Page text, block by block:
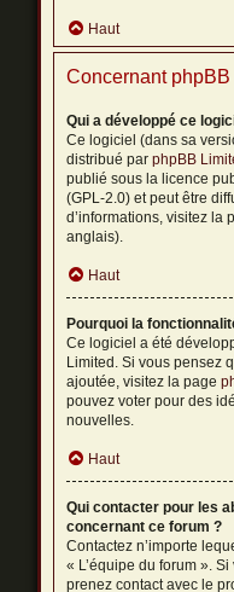
Haut
Concernant phpBB
Qui a développé ce
Ce logiciel (dans sa
distribué parphpBB
publié sous la licence
(GPL-2.0) et peut être
d’informations, visitez la
anglais).
Haut
Pourquoi la
Ce logiciel a été
Limited. Si vous pensez
ajoutée, visitez la page
pouvez voter pour des
nouvelles.
Haut
Qui contacter pour les
concernant ce forum ?
Contactez n’importe
« L’équipe du forum ».
prenez contact avec le